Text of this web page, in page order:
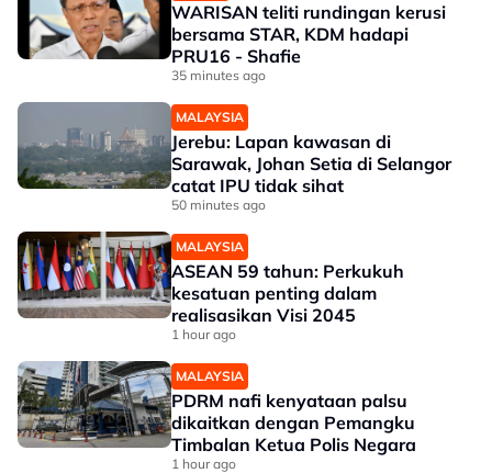
WARISAN teliti rundingan kerusi
bersama STAR, KDM hadapi
PRU16 - Shafie
35 minutes ago
MALAYSIA
Jerebu: Lapan kawasan di
Sarawak, Johan Setia di Selangor
catat IPU tidak sihat
50 minutes ago
MALAYSIA
ASEAN 59 tahun: Perkukuh
kesatuan penting dalam
realisasikan Visi 2045
1 hour ago
MALAYSIA
PDRM nafi kenyataan palsu
dikaitkan dengan Pemangku
Timbalan Ketua Polis Negara
1 hour ago